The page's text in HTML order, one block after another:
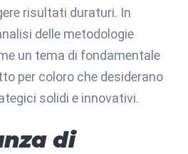
risultati duraturi. In
delle metodologie
un tema di fondamentale
per coloro che desiderano
solidi e innovativi.
di